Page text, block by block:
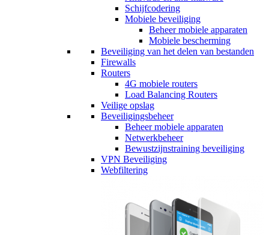
Schijfcodering
Mobiele beveiliging
Beheer mobiele apparaten
Mobiele bescherming
Beveiliging van het delen van bestanden
Firewalls
Routers
4G mobiele routers
Load Balancing Routers
Veilige opslag
Beveiligingsbeheer
Beheer mobiele apparaten
Netwerkbeheer
Bewustzijnstraining beveiliging
VPN Beveiliging
Webfiltering